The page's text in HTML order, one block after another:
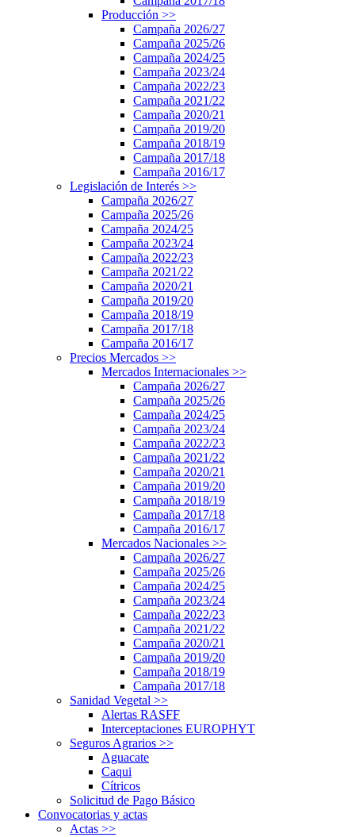
Producción >>
Campaña 2026/27
Campaña 2025/26
Campaña 2024/25
Campaña 2023/24
Campaña 2022/23
Campaña 2021/22
Campaña 2020/21
Campaña 2019/20
Campaña 2018/19
Campaña 2017/18
Campaña 2016/17
Legislación de Interés >>
Campaña 2026/27
Campaña 2025/26
Campaña 2024/25
Campaña 2023/24
Campaña 2022/23
Campaña 2021/22
Campaña 2020/21
Campaña 2019/20
Campaña 2018/19
Campaña 2017/18
Campaña 2016/17
Precios Mercados >>
Mercados Internacionales >>
Campaña 2026/27
Campaña 2025/26
Campaña 2024/25
Campaña 2023/24
Campaña 2022/23
Campaña 2021/22
Campaña 2020/21
Campaña 2019/20
Campaña 2018/19
Campaña 2017/18
Campaña 2016/17
Mercados Nacionales >>
Campaña 2026/27
Campaña 2025/26
Campaña 2024/25
Campaña 2023/24
Campaña 2022/23
Campaña 2021/22
Campaña 2020/21
Campaña 2019/20
Campaña 2018/19
Campaña 2017/18
Sanidad Vegetal >>
Alertas RASFF
Interceptaciones EUROPHYT
Seguros Agrarios >>
Aguacate
Caqui
Cítricos
Solicitud de Pago Básico
Convocatorias y actas
Actas >>